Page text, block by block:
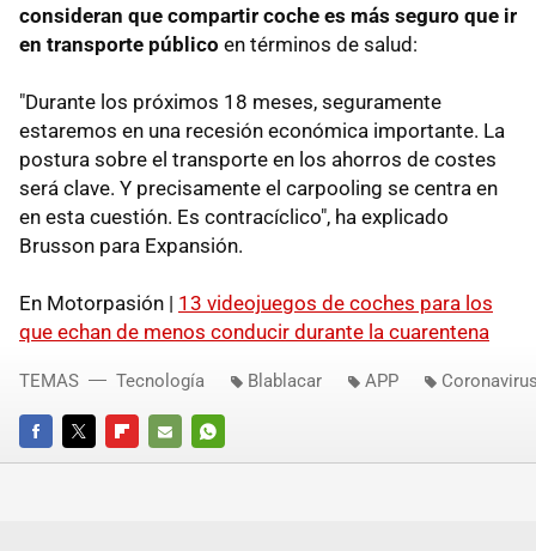
consideran que compartir coche es más seguro que ir
en transporte público en términos de salud:
"Durante los próximos 18 meses, seguramente
estaremos en una recesión económica importante. La
postura sobre el transporte en los ahorros de costes
será clave. Y precisamente el carpooling se centra en
en esta cuestión. Es contracíclico", ha explicado
Brusson para Expansión.
En Motorpasión | 13 videojuegos de coches para los
que echan de menos conducir durante la cuarentena
FACEBOOKTWITTERFLIPBOARD
E-
WHATSAPP
TEMAS Tecnología Blablacar APP